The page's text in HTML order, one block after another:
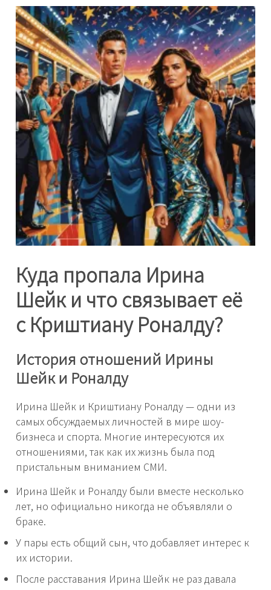
Куда пропала Ирина
Шейк и что связывает её
с Криштиану Роналду?
История отношений Ирины
Шейк и Роналду
Ирина Шейк и Криштиану Роналду — одни из
самых обсуждаемых личностей в мире шоу-
бизнеса и спорта. Многие интересуются их
отношениями, так как их жизнь была под
пристальным вниманием СМИ.
Ирина Шейк и Роналду были вместе несколько
лет, но официально никогда не объявляли о
браке.
У пары есть общий сын, что добавляет интерес к
их истории.
После расставания Ирина Шейк не раз давала